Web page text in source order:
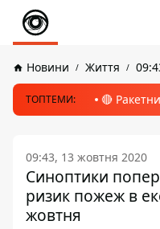
Новини Життя
ТОПТЕМИ: 🔴
09:43, 13 жовтня 2020
Синоптики
ризик пожеж в
жовтня